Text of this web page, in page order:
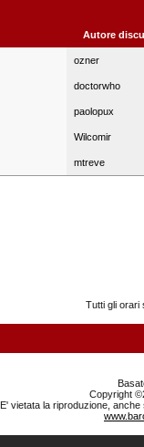
Autore
ozner
doctorwho
paolopux
Wilcomir
mtreve
Tutti gli orari
Copyright
E' vietata la riproduzione,